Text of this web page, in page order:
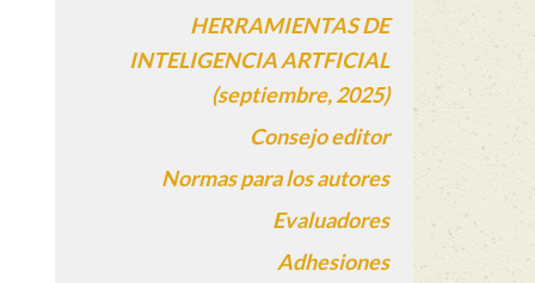
HERRAMIENTAS DE
INTELIGENCIA ARTFICIAL
(septiembre, 2025)
Consejo editor
Normas para los autores
Evaluadores
Adhesiones